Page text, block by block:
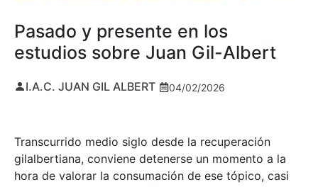
Pasado y presente en los
estudios sobre Juan Gil-Albert
I.A.C. JUAN GIL ALBERT 04/02/2026
Transcurrido medio siglo desde la recuperación
gilalbertiana, conviene detenerse un momento a la
hora de valorar la consumación de ese tópico, casi